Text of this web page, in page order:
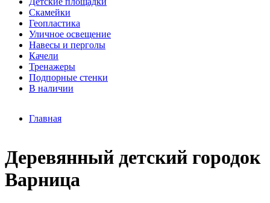
Скамейки
Геопластика
Уличное освещение
Навесы и перголы
Качели
Тренажеры
Подпорные стенки
В наличии
Главная
Деревянный детский городок
Варница